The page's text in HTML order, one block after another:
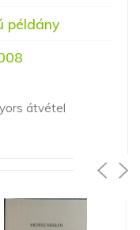
példány
átvétel